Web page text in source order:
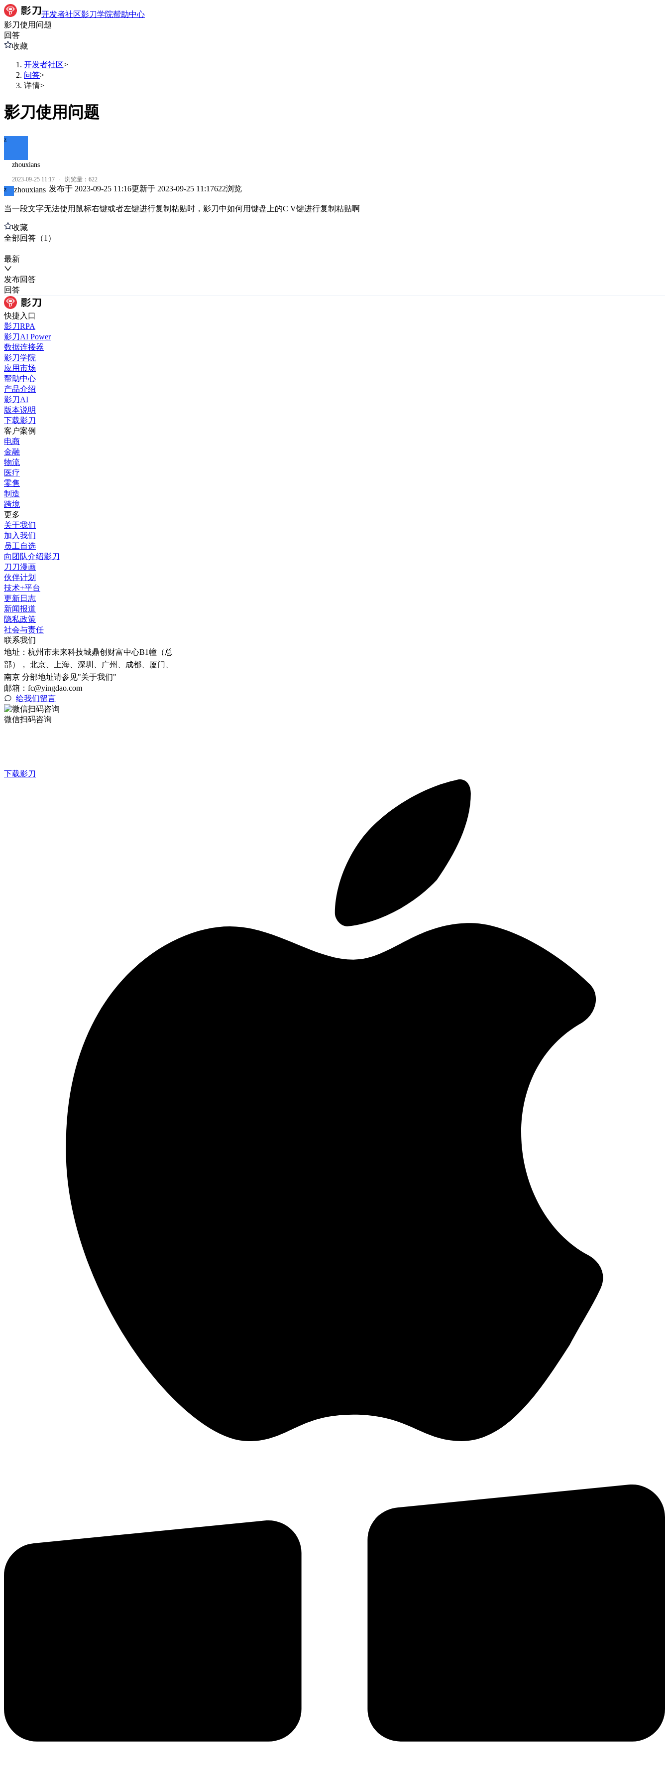
开发者社区影刀学院帮助中心
影刀使用问题
回答
收藏
开发者社区>
问答>
详情>
影刀使用问题
z
zhouxians
2023-09-25 11:17 · 浏览量： 622
z
zhouxians 发布于 2023-09-25 11:16更新于 2023-09-25 11:17622浏览
当一段文字无法使用鼠标右键或者左键进行复制粘贴时，影刀中如何用键盘上的C V键进行复制粘贴啊
收藏
全部回答 （1 ）
最新
发布回答
回答
快捷入口
影刀RPA
影刀AI Power
数据连接器
影刀学院
应用市场
帮助中心
产品介绍
影刀AI
版本说明
下载影刀
客户案例
电商
金融
物流
医疗
零售
制造
跨境
更多
关于我们
加入我们
员工自选
向团队介绍影刀
刀刀漫画
伙伴计划
技术+平台
更新日志
新闻报道
隐私政策
社会与责任
联系我们
地址： 杭州市未来科技城鼎创财富中心B1幢（总
部）， 北京、上海、深圳、广州、成都、厦门、
南京 分部地址请参见"关于我们"
邮箱：fc@yingdao.com
给我们留言
微信扫码咨询
下载影刀